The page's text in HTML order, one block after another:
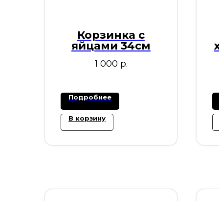
Корзинка с
яйцами 34см
1 000 р.
Подробнее
В корзину